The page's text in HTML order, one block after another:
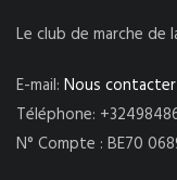
Le club de marche de
E-mail: Nous contacter
Téléphone:
N° Compte : BE70